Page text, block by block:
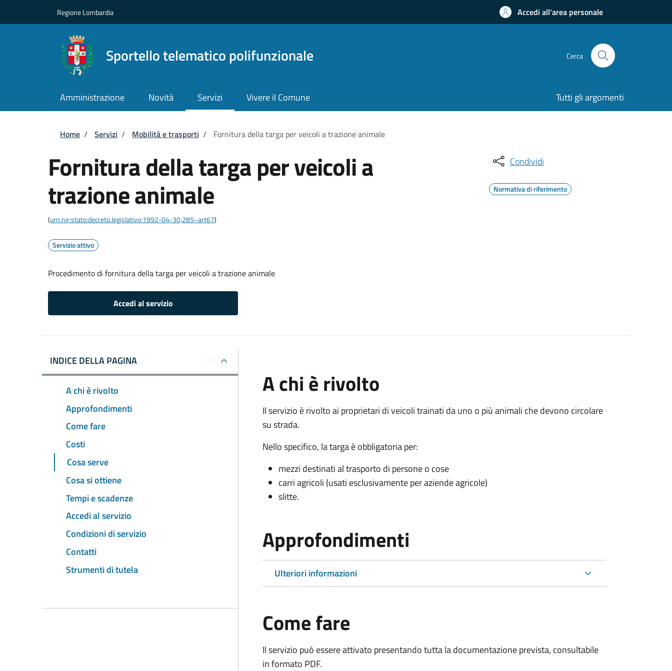
Regione Lombardia Accedi all'area personale
Sportello telematico polifunzionale Cerca
Amministrazione Novità Servizi Vivere il Comune Tutti gli argomenti
Briciole di pane
Home / Servizi / Mobilità e trasporti / Fornitura della targa per veicoli a trazione animale
Fornitura della targa per veicoli a
trazione animale
(urn:nir:stato:decreto.legislativo:1992-04-30;285~art67)
Servizio attivo
Procedimento di fornitura della targa per veicoli a trazione animale
Accedi al servizio
Condividi
Normativa di riferimento
INDICE DELLA PAGINA
A chi è rivolto
Approfondimenti
Come fare
Costi
Cosa serve
Cosa si ottiene
Tempi e scadenze
Accedi al servizio
Condizioni di servizio
Contatti
Strumenti di tutela
A chi è rivolto
Il servizio è rivolto ai proprietari di veicoli trainati da uno o più animali che devono circolare
su strada.
Nello specifico, la targa è obbligatoria per:
mezzi destinati al trasporto di persone o cose
carri agricoli (usati esclusivamente per aziende agricole)
slitte.
Approfondimenti
Ulteriori informazioni
Come fare
Il servizio può essere attivato presentando tutta la documentazione prevista, consultabile
in formato PDF.